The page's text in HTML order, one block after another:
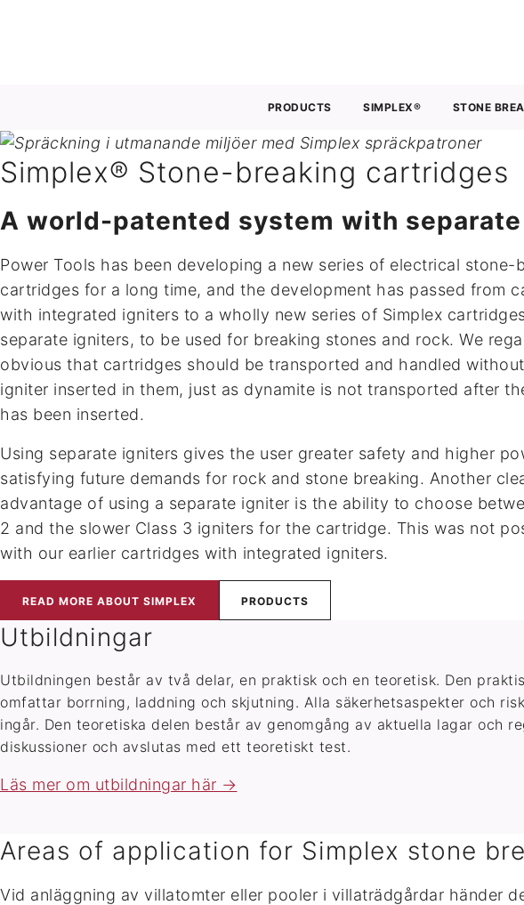
PRODUCTS
SIMPLEX® STONE
jobbar endast med väl utvalda varumärken för säker och effektivt
Simplex® Stone-breaking cartridges
A world-patented system with
Power Tools has been developing a new series of electrical stone-
cartridges for a long time, and the development has passed from
with integrated igniters to a wholly new series of Simplex
separate igniters, to be used for breaking stones and rock. We
obvious that cartridges should be transported and handled
igniter inserted in them, just as dynamite is not transported after
has been inserted.
Using separate igniters gives the user greater safety and higher
satisfying future demands for rock and stone breaking. Another
advantage of using a separate igniter is the ability to choose
2 and the slower Class 3 igniters for the cartridge. This was not
with our earlier cartridges with integrated igniters.
READ MORE ABOUT SIMPLEX PRODUCTS
Utbildningar
Utbildningen består av två delar, en praktisk och en teoretisk. Den
omfattar borrning, laddning och skjutning. Alla säkerhetsaspekter och
ingår. Den teoretiska delen består av genomgång av aktuella lagar och
diskussioner och avslutas med ett teoretiskt test.
Läs mer om utbildningar här →
Areas of application for Simplex stone
Vid anläggning av villatomter eller pooler i villaträdgårdar händer